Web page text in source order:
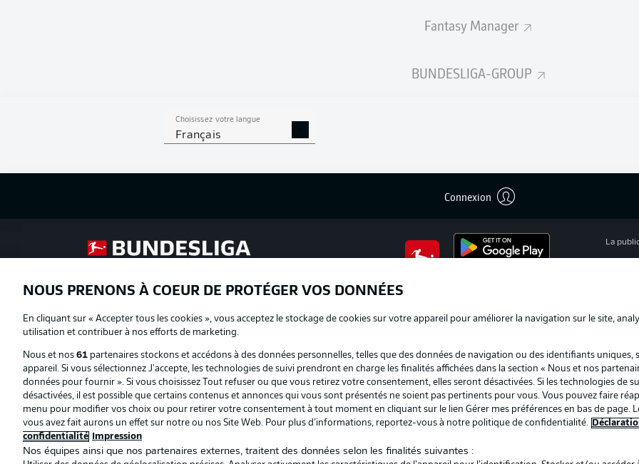
Fantasy Manager
BUNDESLIGA-GROUP
Choisissez votre langue
Français
Connexion
La
NOUS PRENONS À COEUR DE PROTÉGER VOS DONNÉES
En cliquant sur « Accepter tous les cookies », vous acceptez le stockage de cookies sur votre appareil pour améliorer la navigation sur le site,
utilisation et contribuer à nos efforts de marketing.
Nous et nos 61 partenaires stockons et accédons à des données personnelles, telles que des données de navigation ou des identifiants uniques,
appareil. Si vous sélectionnez J'accepte, les technologies de suivi prendront en charge les finalités affichées dans la section « Nous et nos
données pour fournir ». Si vous choisissez Tout refuser ou que vous retirez votre consentement, elles seront désactivées. Si les technologies de
désactivées, il est possible que certains contenus et annonces qui vous sont présentés ne soient pas pertinents pour vous. Vous pouvez faire
menu pour modifier vos choix ou pour retirer votre consentement à tout moment en cliquant sur le lien Gérer mes préférences en bas de page.
vous avez fait aurons un effet sur notre ou nos Site Web. Pour plus d’informations, reportez-vous à notre politique de confidentialité.
confidentialité
Impression
Nos équipes ainsi que nos partenaires externes, traitent des données selon les finalités suivantes :